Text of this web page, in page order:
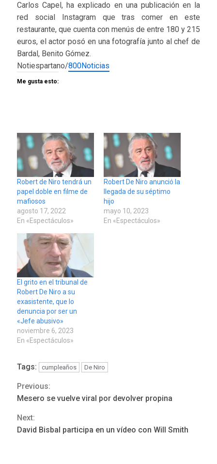
Carlos Capel, ha explicado en una publicación en la
red social Instagram que tras comer en este
restaurante, que cuenta con menús de entre 180 y 215
euros, el actor posó en una fotografía junto al chef de
Bardal, Benito Gómez.
Notiespartano/800Noticias
Me gusta esto:
Robert de Niro tendrá un
papel doble en filme de
mafiosos
agosto 17, 2022
En «Espectáculos»
Robert De Niro anunció la
llegada de su séptimo
hijo
mayo 10, 2023
En «Espectáculos»
El grito en el tribunal de
Robert De Niro a su
exasistente, que lo
denuncia por ser un
«Jefe abusivo»
noviembre 6, 2023
En «Espectáculos»
Tags: cumpleaños De Niro
Continue
Reading
Previous:
Mesero se vuelve viral por devolver propina
Next:
David Bisbal participa en un vídeo con Will Smith
4
Netanyahu descarta plan de